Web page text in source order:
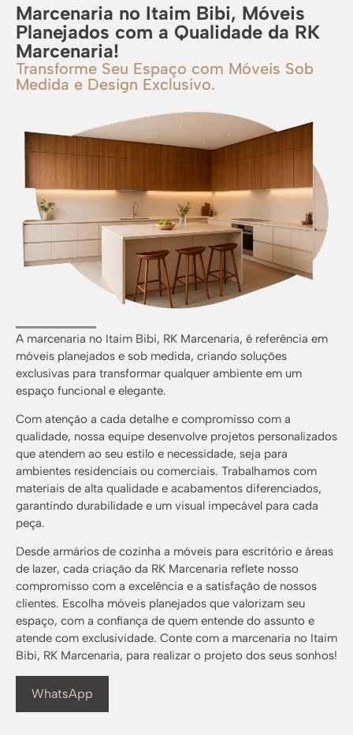
Marcenaria no Itaim Bibi, Móveis
Planejados com a Qualidade da RK
Marcenaria!
Transforme Seu Espaço com Móveis Sob
Medida e Design Exclusivo.
A marcenaria no Itaim Bibi, RK Marcenaria, é referência em
móveis planejados e sob medida, criando soluções
exclusivas para transformar qualquer ambiente em um
espaço funcional e elegante.
Com atenção a cada detalhe e compromisso com a
qualidade, nossa equipe desenvolve projetos personalizados
que atendem ao seu estilo e necessidade, seja para
ambientes residenciais ou comerciais. Trabalhamos com
materiais de alta qualidade e acabamentos diferenciados,
garantindo durabilidade e um visual impecável para cada
peça.
Desde armários de cozinha a móveis para escritório e áreas
de lazer, cada criação da RK Marcenaria reflete nosso
compromisso com a excelência e a satisfação de nossos
clientes. Escolha móveis planejados que valorizam seu
espaço, com a confiança de quem entende do assunto e
atende com exclusividade. Conte com a marcenaria no Itaim
Bibi, RK Marcenaria, para realizar o projeto dos seus sonhos!
WhatsApp